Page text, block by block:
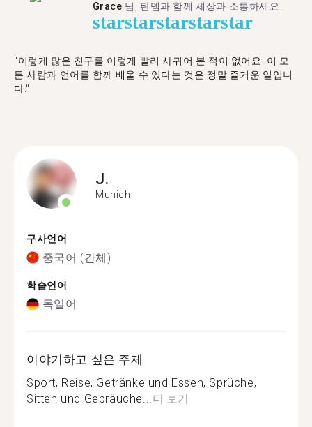
Grace 님, 탄뎀과 함께 세상과 소통하세요.
starstarstarstarstar
"이렇게 많은 친구를 이렇게 빨리 사귀어 본 적이 없어요. 이 모
든 사람과 언어를 함께 배울 수 있다는 것은 정말 즐거운 일입니
다."
J.
Munich
구사언어
중국어 (간체)
학습언어
독일어
이야기하고 싶은 주제
Sport, Reise, Getränke und Essen, Sprüche,
Sitten und Gebräuche...더 보기